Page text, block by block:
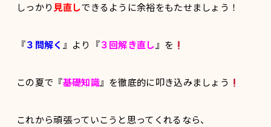
しっかり 見直しできるように余裕をもたせましょう！
『３問解く 』より『３回解き直し 』を
この夏で『基礎知識』 を徹底的に叩き込みましょう
これから頑張っていこうと思ってくれるなら、